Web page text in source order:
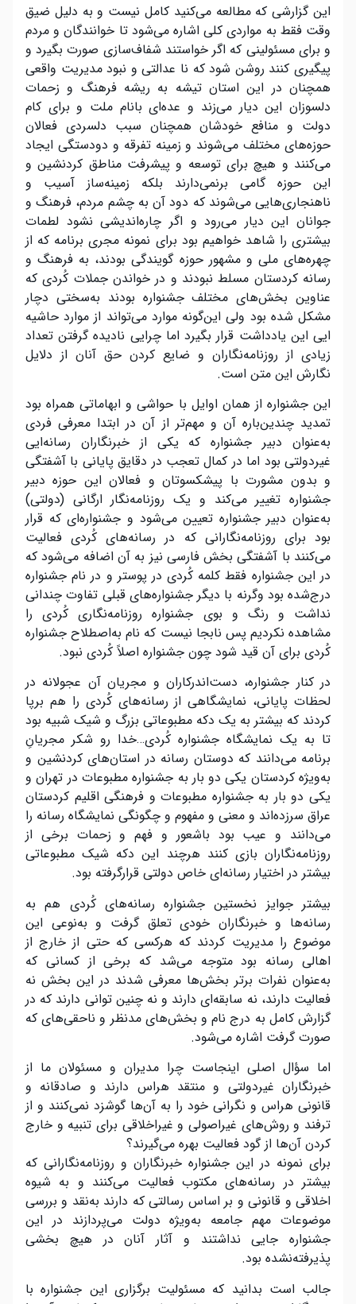
این گزارشی که مطالعه می‌کنید کامل نیست و به دلیل ضیق
وقت فقط به مواردی کلی اشاره می‌شود تا خوانندگان و مردم
و برای مسئولینی که اگر خواستند شفاف‌سازی صورت بگیرد و
پیگیری کنند روشن شود که نا عدالتی و نبود مدیریت واقعی
همچنان در این استان تیشه به ریشه فرهنگ و زحمات
دلسوزان این دیار می‌زند و عده‌ای بانام ملت و برای کام
دولت و منافع خودشان همچنان سبب دلسردی فعالان
حوزه‌های مختلف می‌شوند و زمینه تفرقه و دودستگی ایجاد
می‌کنند و هیچ برای توسعه و پیشرفت مناطق کردنشین و
این حوزه گامی برنمی‌دارند بلکه زمینه‌ساز آسیب و
ناهنجاری‌هایی می‌شوند که دود آن به چشم مردم، فرهنگ و
جوانان این دیار می‌رود و اگر چاره‌اندیشی نشود لطمات
بیشتری را شاهد خواهیم بود برای نمونه مجری برنامه که از
چهره‌های ملی و مشهور حوزه گویندگی بودند، به فرهنگ و
رسانه کردستان مسلط نبودند و در خواندن جملات کُردی که
عناوین بخش‌های مختلف جشنواره بودند به‌سختی دچار
مشکل شده بود ولی این‌گونه موارد می‌تواند از موارد حاشیه
ایی این یادداشت قرار بگیرد اما چرایی نادیده گرفتن تعداد
زیادی از روزنامه‌نگاران و ضایع کردن حق آنان از دلایل
نگارش این متن است.
این جشنواره از همان اوایل با حواشی و ابهاماتی همراه بود
تمدید چندین‌باره آن و مهم‌تر از آن در ابتدا معرفی فردی
به‌عنوان دبیر جشنواره که یکی از خبرنگاران رسانه‌ایی
غیردولتی بود اما در کمال تعجب در دقایق پایانی با آشفتگی
و بدون مشورت با پیشکسوتان و فعالان این حوزه دبیر
جشنواره تغییر می‌کند و یک روزنامه‌نگار ارگانی (دولتی)
به‌عنوان دبیر جشنواره تعیین می‌شود و جشنواره‌ای که قرار
بود برای روزنامه‌نگارانی که در رسانه‌های کُردی فعالیت
می‌کنند با آشفتگی بخش فارسی نیز به آن اضافه می‌شود که
در این جشنواره فقط کلمه کُردی در پوستر و در نام جشنواره
درج‌شده بود وگرنه با دیگر جشنواره‌های قبلی تفاوت چندانی
نداشت و رنگ و بوی جشنواره روزنامه‌نگاری کُردی را
مشاهده نکردیم پس نابجا نیست که نام به‌اصطلاح جشنواره
کُردی برای آن قید شود چون جشنواره اصلاً کُردی نبود.
در کنار جشنواره، دست‌اندرکاران و مجریان آن عجولانه در
لحظات پایانی، نمایشگاهی از رسانه‌های کُردی را هم برپا
کردند که بیشتر به یک دکه مطبوعاتی بزرگ و شیک شبیه بود
تا به یک نمایشگاه جشنواره کُردی…خدا رو شکر مجریانِ
برنامه می‌دانند که دوستان رسانه در استان‌های کردنشین و
به‌ویژه کردستان یکی دو بار به جشنواره مطبوعات در تهران و
یکی دو بار به جشنواره مطبوعات و فرهنگی اقلیم کردستان
عراق سرزده‌اند و معنی و مفهوم و چگونگی نمایشگاه رسانه را
می‌دانند و عیب بود باشعور و فهم و زحمات برخی از
روزنامه‌نگاران بازی کنند هرچند این دکه شیک مطبوعاتی
بیشتر در اختیار رسانه‌ای خاص دولتی قرارگرفته بود.
بیشتر جوایز نخستین جشنواره رسانه‌های کُردی هم به
رسانه‌ها و خبرنگاران خودی تعلق گرفت و به‌نوعی این
موضوع را مدیریت کردند که هرکسی که حتی از خارج از
اهالی رسانه بود متوجه می‌شد که برخی از کسانی که
به‌عنوان نفرات برتر بخش‌ها معرفی شدند در این بخش نه
فعالیت دارند، نه سابقه‌ای دارند و نه چنین توانی دارند که در
گزارش کامل به درج نام و بخش‌های مدنظر و ناحقی‌های که
صورت گرفت اشاره می‌شود.
اما سؤال اصلی اینجاست چرا مدیران و مسئولان ما از
خبرنگاران غیردولتی و منتقد هراس دارند و صادقانه و
قانونی هراس و نگرانی خود را به آن‌ها گوشزد نمی‌کنند و از
ترفند و روش‌های غیراصولی و غیراخلاقی برای تنبیه و خارج
کردن آن‌ها از گود فعالیت بهره می‌گیرند؟
برای نمونه در این جشنواره خبرنگاران و روزنامه‌نگارانی که
بیشتر در رسانه‌های مکتوب فعالیت می‌کنند و به شیوه
اخلاقی و قانونی و بر اساس رسالتی که دارند به‌نقد و بررسی
موضوعات مهم جامعه به‌ویژه دولت می‌پردازند در این
جشنواره جایی نداشتند و آثار آنان در هیچ بخشی
پذیرفته‌نشده بود.
جالب است بدانید که مسئولیت برگزاری این جشنواره با